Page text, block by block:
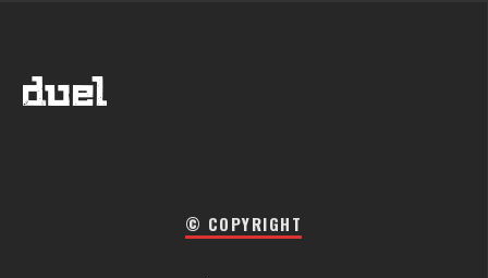
© COPYRIGHT